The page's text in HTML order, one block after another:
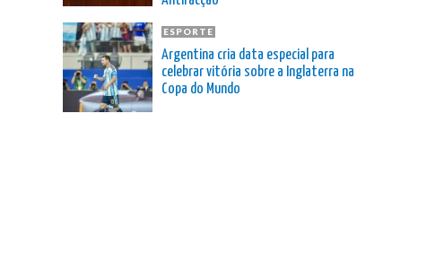
ESPORTE
Argentina cria data especial para
celebrar vitória sobre a Inglaterra na
Copa do Mundo